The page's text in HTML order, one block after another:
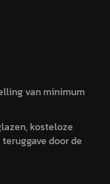
van minimum
kosteloze
door de